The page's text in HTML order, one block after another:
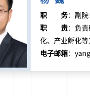
职务： 副
职责： 负
化、产业孵化
电子邮箱：